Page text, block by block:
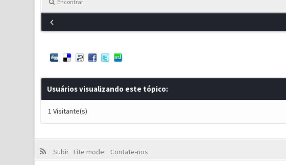
Encontrar
Usuários visualizando este tópico:
1 Visitante(s)
Subir Lite mode
Contate-nos